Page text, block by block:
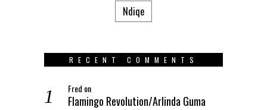
Ndiqe
RECENT COMMENTS
Fred on
Flamingo Revolution/Arlinda Guma